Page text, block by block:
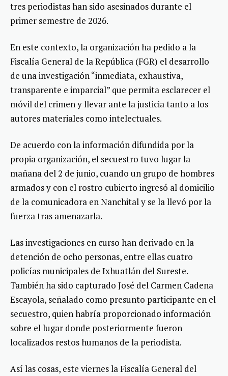
tres periodistas han sido asesinados durante el
primer semestre de 2026.
En este contexto, la organización ha pedido a la
Fiscalía General de la República (FGR) el desarrollo
de una investigación “inmediata, exhaustiva,
transparente e imparcial” que permita esclarecer el
móvil del crimen y llevar ante la justicia tanto a los
autores materiales como intelectuales.
De acuerdo con la información difundida por la
propia organización, el secuestro tuvo lugar la
mañana del 2 de junio, cuando un grupo de hombres
armados y con el rostro cubierto ingresó al domicilio
de la comunicadora en Nanchital y se la llevó por la
fuerza tras amenazarla.
Las investigaciones en curso han derivado en la
detención de ocho personas, entre ellas cuatro
policías municipales de Ixhuatlán del Sureste.
También ha sido capturado José del Carmen Cadena
Escayola, señalado como presunto participante en el
secuestro, quien habría proporcionado información
sobre el lugar donde posteriormente fueron
localizados restos humanos de la periodista.
Así las cosas, este viernes la Fiscalía General del